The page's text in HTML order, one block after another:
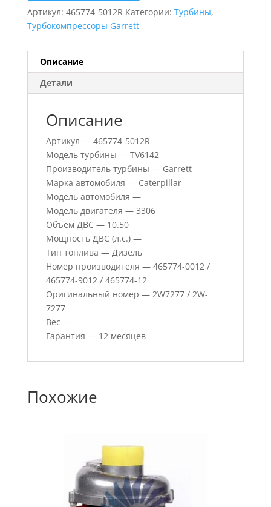
Артикул: 465774-5012R Категории: Турбины,
Турбокомпрессоры Garrett
Описание
Детали
Описание
Артикул — 465774-5012R
Модель турбины — TV6142
Производитель турбины — Garrett
Марка автомобиля — Caterpillar
Модель автомобиля —
Модель двигателя — 3306
Объем ДВС — 10.50
Мощность ДВС (л.с.) —
Тип топлива — Дизель
Номер производителя — 465774-0012 /
465774-9012 / 465774-12
Оригинальный номер — 2W7277 / 2W-
7277
Вес —
Гарантия — 12 месяцев
Похожие